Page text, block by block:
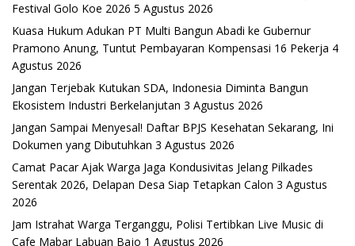
Festival Golo Koe 2026 5 Agustus 2026
Kuasa Hukum Adukan PT Multi Bangun Abadi ke Gubernur
Pramono Anung, Tuntut Pembayaran Kompensasi 16 Pekerja 4
Agustus 2026
Jangan Terjebak Kutukan SDA, Indonesia Diminta Bangun
Ekosistem Industri Berkelanjutan 3 Agustus 2026
Jangan Sampai Menyesal! Daftar BPJS Kesehatan Sekarang, Ini
Dokumen yang Dibutuhkan 3 Agustus 2026
Camat Pacar Ajak Warga Jaga Kondusivitas Jelang Pilkades
Serentak 2026, Delapan Desa Siap Tetapkan Calon 3 Agustus
2026
Jam Istrahat Warga Terganggu, Polisi Tertibkan Live Music di
Cafe Mabar Labuan Bajo 1 Agustus 2026